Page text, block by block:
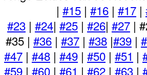
| #15 | #16 | #17 |
#23 | #24| #25 | #26| #27 |
#35 | #36 | #37 | #38 |#39 |
#47 | #48 | #49 | #50 | #51 |
#59 | #60 | #61 | #62 | #63 |